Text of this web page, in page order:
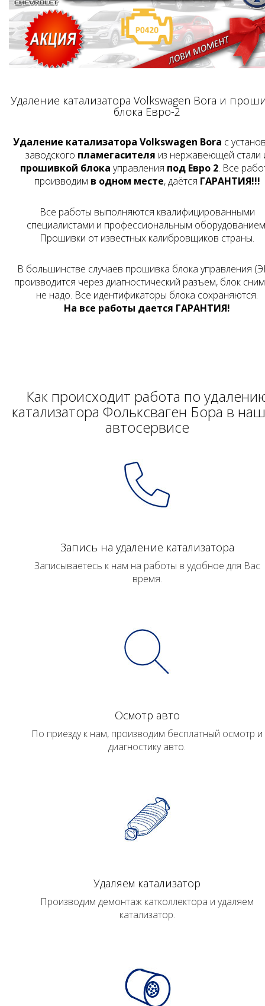
Удаление катализатора Volkswagen Bora и
блока Евро-2
Удаление катализатора Volkswagen Bora с
заводского пламегасителя из нержавеющей стали
прошивкой блока управления под Евро 2. Все
производим в одном месте, даётся ГАРАНТИЯ!!!
Все работы выполняются квалифицированными
специалистами и профессиональным
Прошивки от известных калибровщиков страны.
В большинстве случаев прошивка блока управления
производится через диагностический разъем, блок
не надо. Все идентификаторы блока сохраняются.
На все работы дается ГАРАНТИЯ!
Как происходит работа по
катализатора Фольксваген Бора в
автосервисе
Запись на удаление катализатора
Записываетесь к нам на работы в удобное для Вас
время.
Осмотр авто
По приезду к нам, производим бесплатный осмотр и
диагностику авто.
Удаляем катализатор
Производим демонтаж катколлектора и удаляем
катализатор.